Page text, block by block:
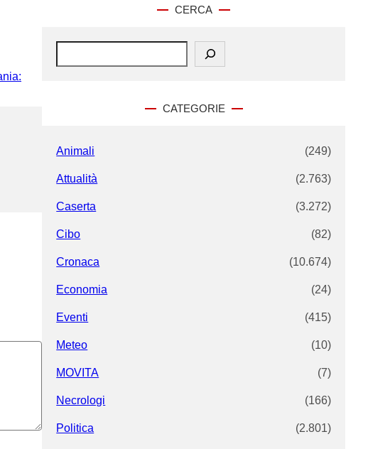
CERCA
S
CATEGORIE
Animali (249)
Attualità (2.763)
Caserta (3.272)
Cibo (82)
Cronaca (10.674)
Economia (24)
Eventi (415)
Meteo (10)
MOVITA (7)
Necrologi (166)
Politica (2.801)